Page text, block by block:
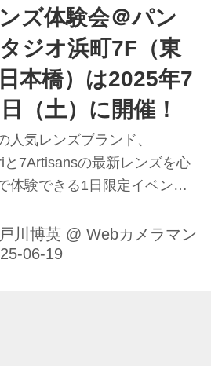
ズ体験会＠パン
ジオ浜町7F（東
本橋）は2025年7
（土）に開催！
人気レンズブランド、
と7Artisansの最新レンズを心
体験できる1日限定イベント
る機会の少ない個性的なレン
にカメラに装着し、自由に試
川博英 @ Webカメラマン